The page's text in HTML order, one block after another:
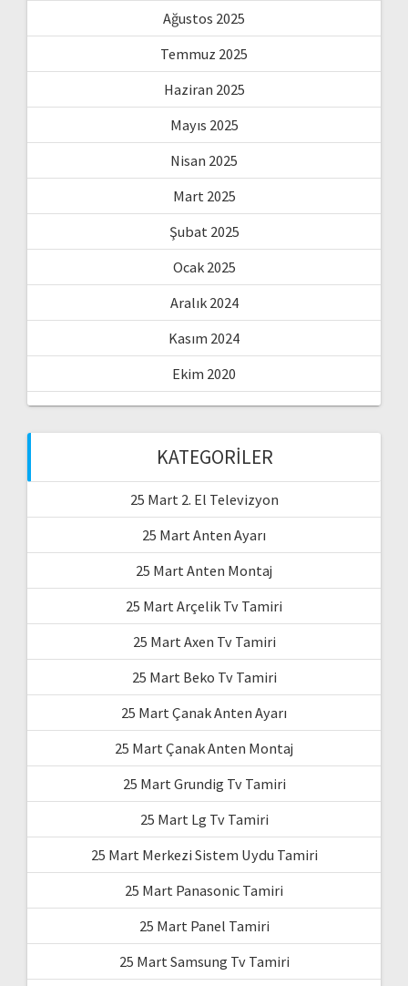
Ağustos 2025
Temmuz 2025
Haziran 2025
Mayıs 2025
Nisan 2025
Mart 2025
Şubat 2025
Ocak 2025
Aralık 2024
Kasım 2024
Ekim 2020
KATEGORILER
25 Mart 2. El Televizyon
25 Mart Anten Ayarı
25 Mart Anten Montaj
25 Mart Arçelik Tv Tamiri
25 Mart Axen Tv Tamiri
25 Mart Beko Tv Tamiri
25 Mart Çanak Anten Ayarı
25 Mart Çanak Anten Montaj
25 Mart Grundig Tv Tamiri
25 Mart Lg Tv Tamiri
25 Mart Merkezi Sistem Uydu Tamiri
25 Mart Panasonic Tamiri
25 Mart Panel Tamiri
25 Mart Samsung Tv Tamiri